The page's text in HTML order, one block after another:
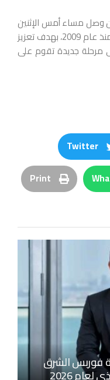
وصل مساء أمس الإثنين
إلى سوريا في أول زيارة لرئيس فرنسي منذ عام 2009، بهدف تعزيز
مرحلة ‌‏جديدة تقوم على
Twitter
Print
فوربس الشرق